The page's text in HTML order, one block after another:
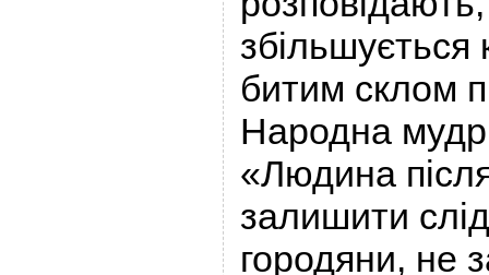
збільшується
битим склом
Народна
«Людина
залишити
городяни, не